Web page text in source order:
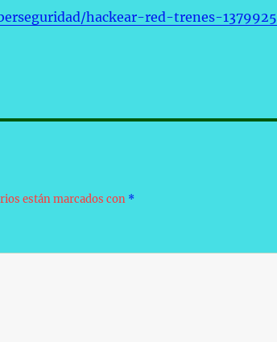
hackear-red-trenes-1379925
están marcados con *